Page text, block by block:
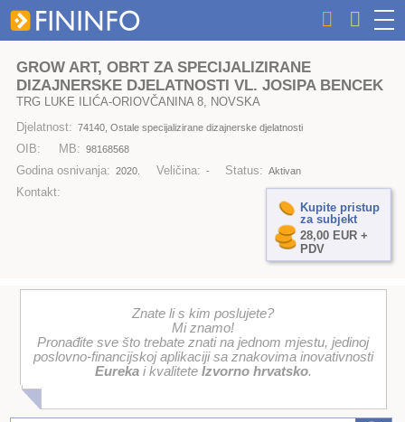
GROW ART, OBRT ZA SPECIJALIZIRANE
DIZAJNERSKE DJELATNOSTI VL. JOSIPA BENCEK
TRG LUKE ILIĆA-ORIOVČANINA 8, NOVSKA
Djelatnost: 74140, Ostale specijalizirane dizajnerske djelatnosti
OIB: MB: 98168568
Godina osnivanja: 2020. Veličina: - Status: Aktivan
Kontakt:
Kupite pristup
za subjekt
28,00 EUR +
PDV
Znate li s kim poslujete?
Mi znamo!
Pronađite sve što trebate znati na jednom mjestu, jedinoj
poslovno-financijskoj aplikaciji sa znakovima inovativnosti
Eurekai kvalitete Izvorno hrvatsko.